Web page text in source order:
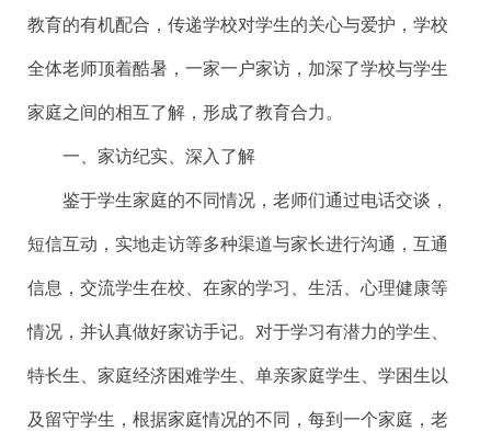
教育的有机配合，传递学校对学生的关心与爱护，学校
全体老师顶着酷暑，一家一户家访，加深了学校与学生
家庭之间的相互了解，形成了教育合力。
一、家访纪实、深入了解
鉴于学生家庭的不同情况，老师们通过电话交谈，
短信互动，实地走访等多种渠道与家长进行沟通，互通
信息，交流学生在校、在家的学习、生活、心理健康等
情况，并认真做好家访手记。对于学习有潜力的学生、
特长生、家庭经济困难学生、单亲家庭学生、学困生以
及留守学生，根据家庭情况的不同，每到一个家庭，老